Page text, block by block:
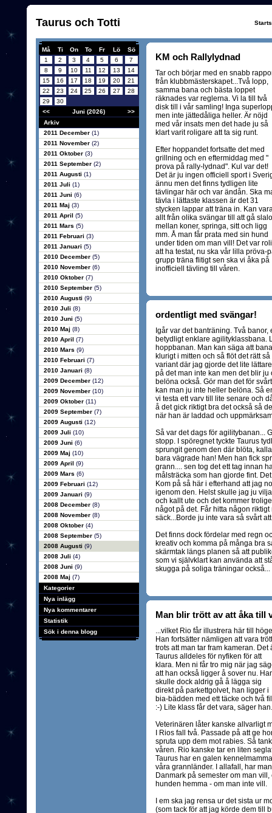
Taurus och Totti
Må Ti On To Fr Lö
Sö
1
2 3 4 5 6
7
8
9 10 11 12 13
14
15
16 17 18 19 20
21
22
23 24 25 26 27
28
29
30
<<
Juni (2026)
>>
Arkiv
2011 December (1)
2011 November (2)
2011 Oktober (3)
2011 September (2)
2011 Augusti (1)
2011 Juli (1)
2011 Juni (6)
2011 Maj (3)
2011 April (5)
2011 Mars (5)
2011 Februari (3)
2011 Januari (5)
2010 December (5)
2010 November (6)
2010 Oktober (7)
2010 September (5)
2010 Augusti (9)
2010 Juli (8)
2010 Juni (5)
2010 Maj (8)
2010 April (7)
2010 Mars (9)
2010 Februari (7)
2010 Januari (8)
2009 December (12)
2009 November (10)
2009 Oktober (11)
2009 September (7)
2009 Augusti (12)
2009 Juli (10)
2009 Juni (6)
2009 Maj (10)
2009 April (9)
2009 Mars (6)
2009 Februari (12)
2009 Januari (9)
2008 December (8)
2008 November (8)
2008 Oktober (4)
2008 September (5)
2008 Augusti (9)
2008 Juli (4)
2008 Juni (9)
2008 Maj (7)
Kategorier
Nya inlägg
Nya kommentarer
Statistik
Sök i denna blogg
KM och Rallylydnad
Tar och börjar med en snabb
från klubbmästerskapet...Två lopp,
samma bana och bästa loppet
räknades var reglerna. Vi la till två
disk till i vår samling! Inga
men inte jättedåliga heller. Är nöjd
med vår insats men det hade ju så
klart varit roligare att ta sig runt.
Efter hoppandet fortsatte det med
grillning och en eftermiddag med "
prova på rally-lydnad". Kul var det!
Det är ju ingen officiell sport i
ännu men det finns tydligen lite
tävlingar här och var ändån. Ska
tävla i lättaste klassen är det 31
stycken lappar att träna in. Kan
allt från olika svängar till att gå
mellan koner, springa, sitt och ligg
mm. Å man får prata med sin hund
under tiden om man vill! Det var
att ha testat, nu ska vår lilla pröva-
grupp träna flitigt sen ska vi åka på
inofficiell tävling till våren.
ordentligt med svängar!
Igår var det banträning. Två
betydligt enklare agilityklassbana.
hoppbanan. Man kan säga att
klurigt i mitten och så flöt det rätt
variant där jag gjorde det lite
på det man inte kan men det blir
belöna också. Gör man det för
kan man ju inte heller belöna. Så
vi testa ett varv till lite senare och
å det gick riktigt bra det också så
när han är laddad och
Så var det dags för agilitybanan...
stopp. I spöregnet tyckte Taurus
sprungit genom den där blöta,
bara vägrade han! Men han fick
grann.... sen tog det ett tag innan
målsträcka som han gjorde fint.
Kom på så här i efterhand att jag
igenom den. Helst skulle jag ju
och kallt ute och det kommer
något på det. Får hitta någon
säck...Borde ju inte vara så svårt
Det finns dock fördelar med regn
kreativ och komma på många bra
skärmtak längs planen så att
som vi självklart kan använda att
skugga på soliga träningar också...
Man blir trött av att åka till
...vilket Rio får illustrera här till
Han fortsätter nämligen att vara trött
trots att man tar fram kameran. Det
Taurus alldeles för nyfiken för att
klara. Men ni får tro mig när jag
att han också ligger å sover nu.
skulle dock aldrig gå å lägga sig
direkt på parkettgolvet, han ligger i
bia-bädden med ett täcke och två
:-) Lite klass får det vara, säger han.
Veterinären låter kanske allvarligt
I Rios fall två. Passade på att ge
spruta upp dem mot rabies. Så
våren. Rio kanske tar en liten
Taurus har en galen
våra grannländer. I allafall, har
Danmark på semester om man
hunden hemma - om man inte vill.
I em ska jag rensa ur det sista ur
(som tack för att jag körde dem till